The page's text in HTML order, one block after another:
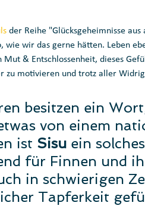
der Reihe "Glücksgeheimnisse
wie wir das gerne hätten. Leben
& Entschlossenheit, dieses
zu motivieren und trotz aller
besitzen ein
von einem
ist Sisu ein
für Finnen und
in schwierigen
Tapferkeit